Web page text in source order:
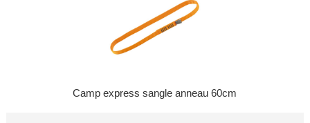
Camp express sangle anneau 60cm